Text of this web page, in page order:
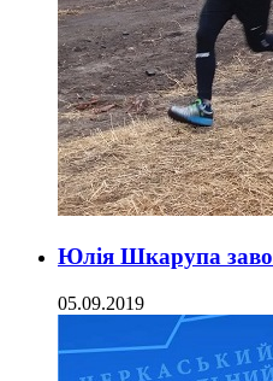
Юлія Шкарупа
05.09.2019